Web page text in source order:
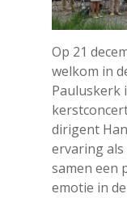
Druk op
of ESC
Op 21
welkom in
Pauluskerk
dirigent
ervaring als
samen een
emotie in